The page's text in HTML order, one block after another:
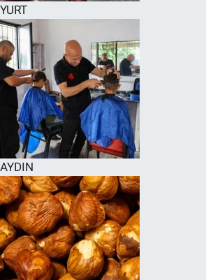
YURT
AYDIN